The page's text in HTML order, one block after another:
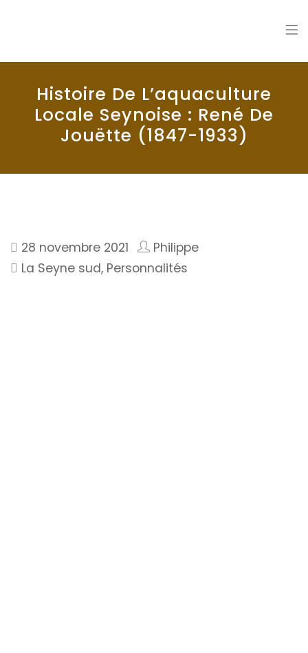
Histoire De L’aquaculture
Locale Seynoise : René De
Jouëtte (1847-1933)
28 novembre 2021
Philippe
La Seyne sud, Personnalités